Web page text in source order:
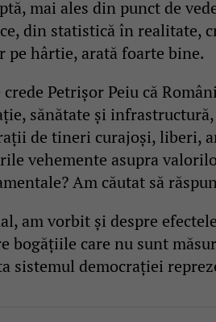
mai ales din punct de
din statistică în realitate,
pe hârtie, arată foarte bine.
crede Petrișor Peiu că
sănătate și
de tineri curajoși, liberi,
vehemente asupra
Am căutat să
am vorbit și despre
bogățiile care nu sunt
sistemul democrației